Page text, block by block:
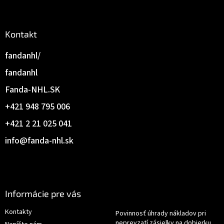
Kontakt
info@fanda-nhl.sk
+421 2 21 025 041
+421 948 795 006
Fanda-NHL.SK
fandanhl
fandanhl/
Informácie pre vás
Kontakty
Povinnosť úhrady nákladov pri